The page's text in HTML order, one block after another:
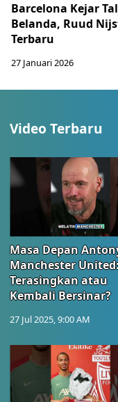
Barcelona Kejar
Belanda, Ruud
Terbaru
27 Januari 2026
Video Terbaru
Masa Depan
Manchester
Terasingkan atau
Kembali Bersinar?
27 Jul 2025, 9:00 AM